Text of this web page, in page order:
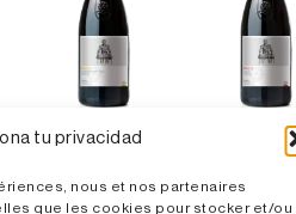
tu privacidad
nous et nos partenaires
que les cookies pour stocker et/ou
Pago De
Chardonnay
Pago